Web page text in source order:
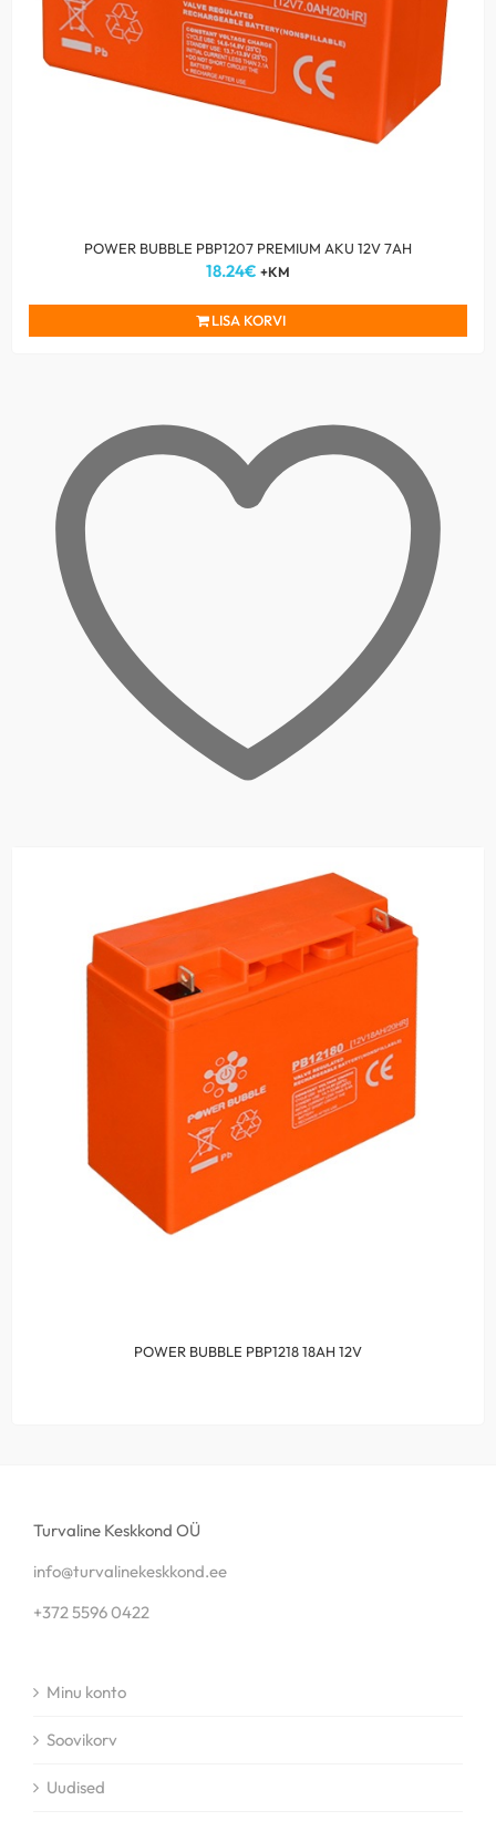
POWER BUBBLE PBP1207 PREMIUM AKU 12V 7AH
18.24€ +KM
LISA KORVI
POWER BUBBLE PBP1218 18AH 12V
Turvaline Keskkond OÜ
info@turvalinekeskkond.ee
+372 5596 0422
Minu konto
Soovikorv
Uudised